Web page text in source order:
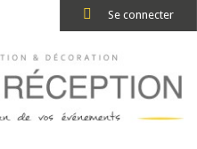
Se connecter